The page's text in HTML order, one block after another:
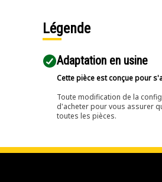
Légende
Adaptation en usine
Cette pièce est conçue pour
Toute modification de la
d'acheter pour vous assurer
toutes les pièces.